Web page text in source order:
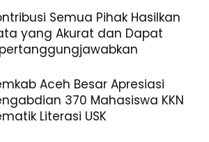
Semua Pihak Hasilkan
yang Akurat dan Dapat
Aceh Besar Apresiasi
370 Mahasiswa KKN
Literasi USK